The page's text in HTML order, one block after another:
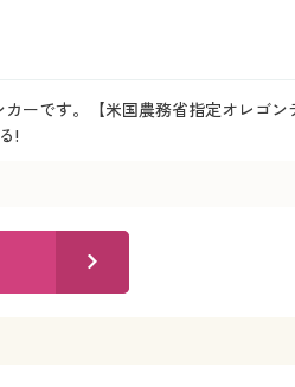
ーです。【米国農務省指定オレゴ
!